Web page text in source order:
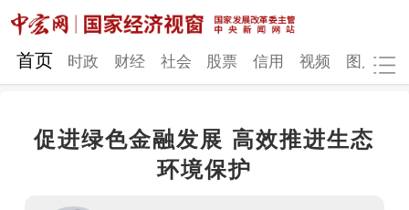
网站地图
财经 社会
首页 时政 财经 社会 股票 信用 视频 图片
促进绿色金融发展 高效推进生态
环境保护